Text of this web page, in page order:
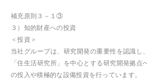
補充原則３－１③
３）知的財産への投資
＜投資＞
当社グループは、研究開発の重要性を認識し
「住生活研究所」を中心とする研究開発拠点
の投入や積極的な設備投資を行っています。